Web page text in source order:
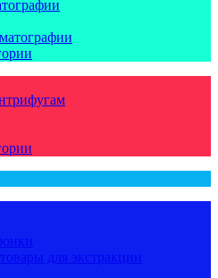
для экстракции